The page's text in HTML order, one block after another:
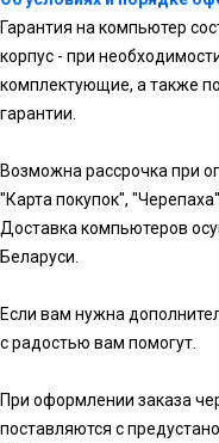
Гарантия на компьютер
корпус - при
комплектующие, а также
гарантии.
Возможна рассрочка при
"Карта покупок",
Доставка компьютеров
Беларуси.
Если вам нужна
с радостью вам помогут.
При оформлении заказа
поставляются с